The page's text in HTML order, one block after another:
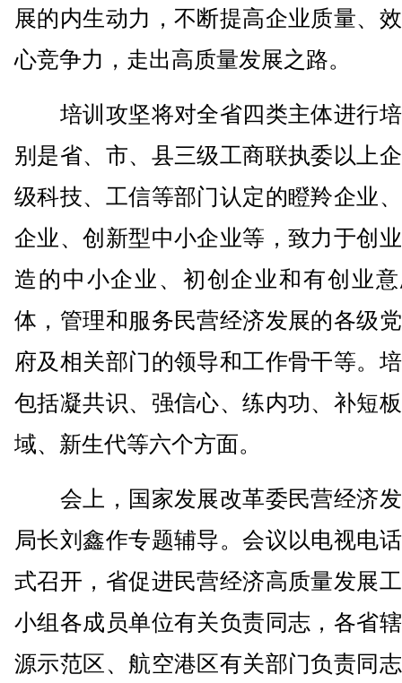
展的内生动力，不断提高企业质量、
心竞争力，走出高质量发展之路。
培训攻坚将对全省四类主体进行
别是省、市、县三级工商联执委以上
级科技、工信等部门认定的瞪羚企业
企业、创新型中小企业等，致力于创
造的中小企业、初创企业和有创业
体，管理和服务民营经济发展的各级
府及相关部门的领导和工作骨干等。
包括凝共识、强信心、练内功、补短
域、新生代等六个方面。
会上，国家发展改革委民营经济
局长刘鑫作专题辅导。会议以电视电
式召开，省促进民营经济高质量发展
小组各成员单位有关负责同志，各省
源示范区、航空港区有关部门负责同